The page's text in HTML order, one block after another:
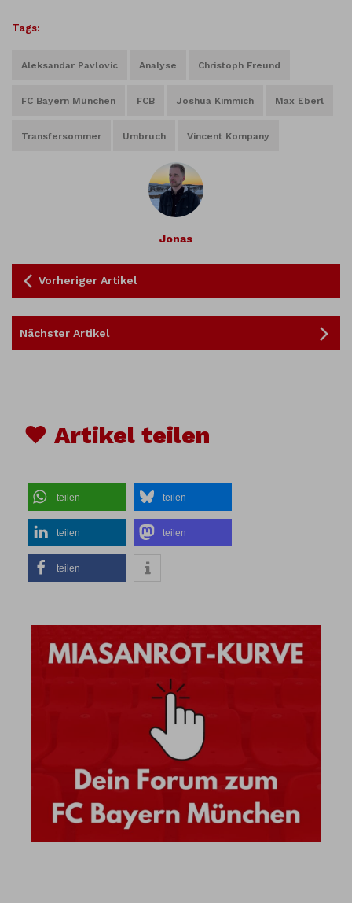
Tags:
Aleksandar Pavlovic Analyse Christoph Freund
FC Bayern München FCB Joshua Kimmich Max Eberl
Transfersommer Umbruch Vincent Kompany
Jonas
Vorheriger Artikel
Nächster Artikel
♥ Artikel teilen
teilen teilen
teilen teilen
teilen